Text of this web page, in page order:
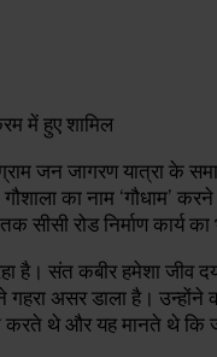
जन जागरण यात्रा के
का नाम ‘गौधाम’ करने
सीसी रोड निर्माण कार्य
रहा है। संत कबीर हमेशा
असर डाला है।
करते थे और यह मानते थे